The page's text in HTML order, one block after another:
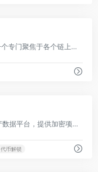
独立的ICO(代币销售)数据库,这是一个专门聚焦于各个链上项目ICO信息聚合的网站
RootData 是一个全面的 Web3 资产数据平台，提供加密项目介绍、团队、融资、新闻和 on-chain/off-chain 数据，帮助用户发现高潜力 Crypto 资产并支持投资决策。
代币解锁